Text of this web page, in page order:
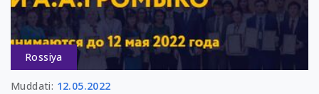
Rossiya
Muddati: 12.05.2022